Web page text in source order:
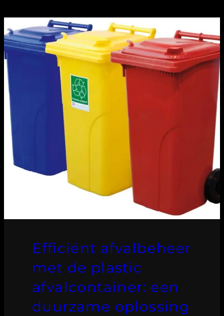
Efficiënt afvalbeheer
met de plastic
afvalcontainer: een
duurzame oplossing